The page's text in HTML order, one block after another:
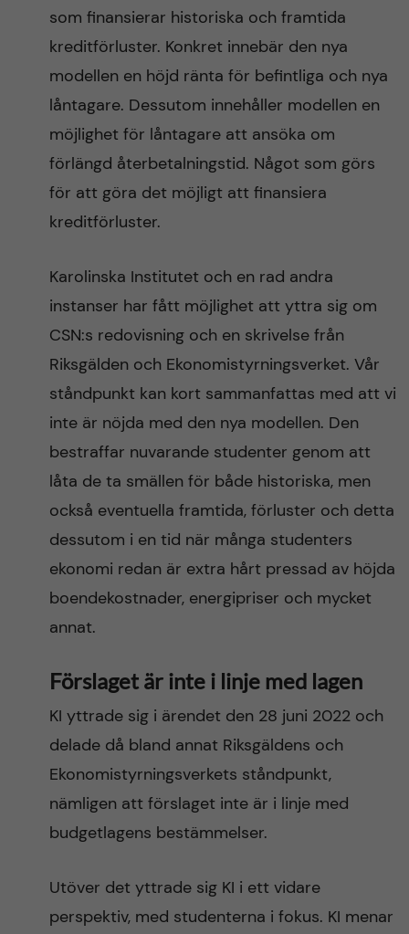
e
l
d
som finansierar historiska och framtida
kreditförluster. Konkret innebär den nya
modellen en höjd ränta för befintliga och nya
låntagare. Dessutom innehåller modellen en
möjlighet för låntagare att ansöka om
förlängd återbetalningstid. Något som görs
för att göra det möjligt att finansiera
kreditförluster.
Karolinska Institutet och en rad andra
instanser har fått möjlighet att yttra sig om
CSN:s redovisning och en skrivelse från
Riksgälden och Ekonomistyrningsverket. Vår
ståndpunkt kan kort sammanfattas med att vi
inte är nöjda med den nya modellen. Den
bestraffar nuvarande studenter genom att
låta de ta smällen för både historiska, men
också eventuella framtida, förluster och detta
dessutom i en tid när många studenters
ekonomi redan är extra hårt pressad av höjda
boendekostnader, energipriser och mycket
annat.
Förslaget är inte i linje med lagen
KI yttrade sig i ärendet den 28 juni 2022 och
delade då bland annat Riksgäldens och
Ekonomistyrningsverkets ståndpunkt,
nämligen att förslaget inte är i linje med
budgetlagens bestämmelser.
Utöver det yttrade sig KI i ett vidare
perspektiv, med studenterna i fokus. KI menar